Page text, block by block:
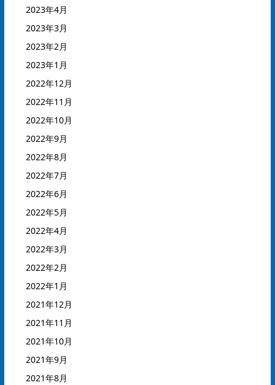
2023年4月
2023年3月
2023年2月
2023年1月
2022年12月
2022年11月
2022年10月
2022年9月
2022年8月
2022年7月
2022年6月
2022年5月
2022年4月
2022年3月
2022年2月
2022年1月
2021年12月
2021年11月
2021年10月
2021年9月
2021年8月